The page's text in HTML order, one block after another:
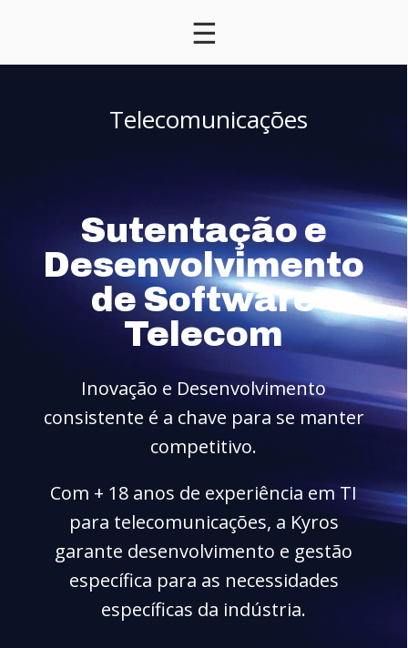
☰
Telecomunicações
Sutentação e
Desenvolvimento
de Software
Telecom
Inovação e Desenvolvimento
consistente é a chave para se manter
competitivo.
Com + 18 anos de experiência em TI
para telecomunicações, a Kyros
garante desenvolvimento e gestão
específica para as necessidades
específicas da indústria.